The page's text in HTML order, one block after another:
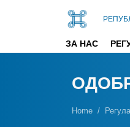
ЗА НАС
Home